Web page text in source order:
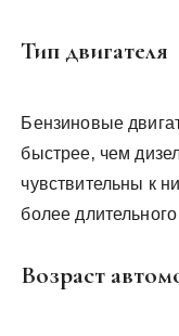
Тип двигателя
Бензиновые
быстрее‚ чем
чувствительны к
более
Возраст